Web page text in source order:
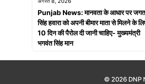
Punjab News: मानवता के आधार पर
सिंह हवारा को अपनी बीमार माता से मिलने के
10 दिन की पैरोल दी जानी चाहिए- मुख्यमंत्री
भगवंत सिंह मान
© 2026 DNP